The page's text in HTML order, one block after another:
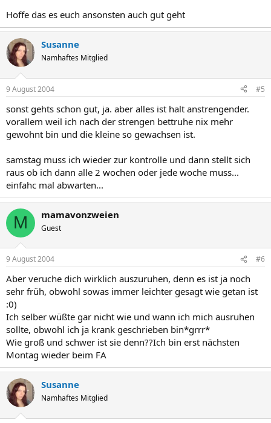
Hoffe das es euch ansonsten auch gut geht
Susanne
Namhaftes Mitglied
9 August 2004 #5
sonst gehts schon gut, ja. aber alles ist halt anstrengender.
vorallem weil ich nach der strengen bettruhe nix mehr
gewohnt bin und die kleine so gewachsen ist.
samstag muss ich wieder zur kontrolle und dann stellt sich
raus ob ich dann alle 2 wochen oder jede woche muss...
einfahc mal abwarten...
M mamavonzweien
Guest
9 August 2004 #6
Aber veruche dich wirklich auszuruhen, denn es ist ja noch
sehr früh, obwohl sowas immer leichter gesagt wie getan ist
:0)
Ich selber wüßte gar nicht wie und wann ich mich ausruhen
sollte, obwohl ich ja krank geschrieben bin*grrr*
Wie groß und schwer ist sie denn??Ich bin erst nächsten
Montag wieder beim FA
Susanne
Namhaftes Mitglied